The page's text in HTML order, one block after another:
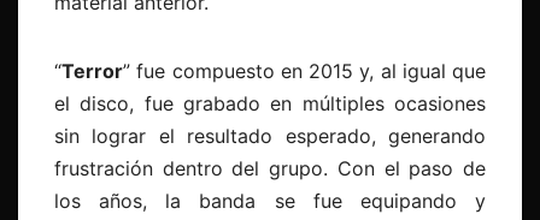
“Terror” fue compuesto en 2015 y, al igual que
el disco, fue grabado en múltiples ocasiones
sin lograr el resultado esperado, generando
frustración dentro del grupo. Con el paso de
los años, la banda se fue equipando y